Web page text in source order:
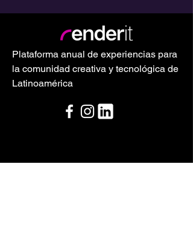
Plataforma anual de experiencias para
la comunidad creativa y tecnológica de
Latinoamérica